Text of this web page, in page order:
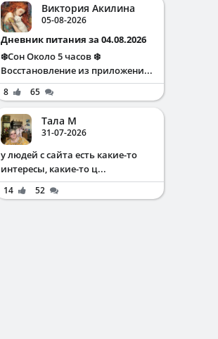
Виктория Акилина
05-08-2026
Дневник питания за 04.08.2026
❄️Сон Около 5 часов ❄️
Восстановление из приложени...
8 65
Тала М
31-07-2026
у людей с сайта есть какие-то
интересы, какие-то ц...
14 52